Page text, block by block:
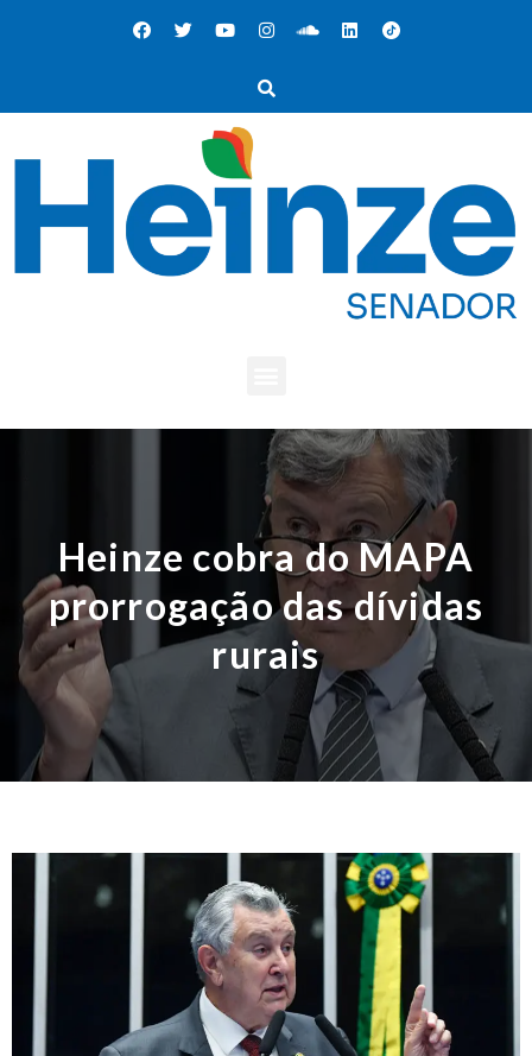
Heinze cobra do MAPA
prorrogação das dívidas
rurais